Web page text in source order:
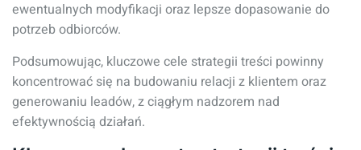
ewentualnych modyfikacji oraz lepsze dopasowanie do
potrzeb odbiorców.
Podsumowując, kluczowe cele strategii treści powinny
koncentrować się na budowaniu relacji z klientem oraz
generowaniu leadów, z ciągłym nadzorem nad
efektywnością działań.